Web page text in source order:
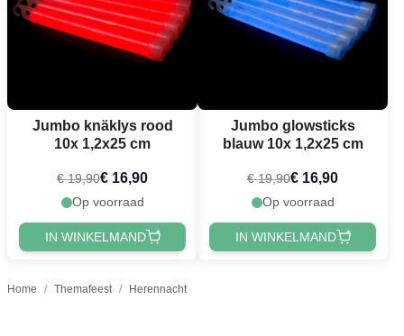
Home / Themafeest / Herennacht
Jumbo knäklys rood
10x 1,2x25 cm
€ 19,90€ 16,90
Op voorraad
IN WINKELMAND
Jumbo glowsticks
blauw 10x 1,2x25 cm
€ 19,90€ 16,90
Op voorraad
IN WINKELMAND